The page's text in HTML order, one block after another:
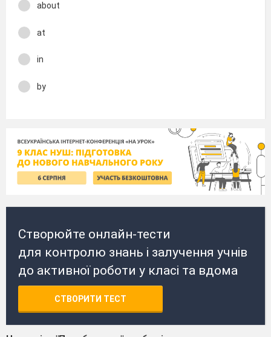
about
at
in
by
Створюйте онлайн-тести
для контролю знань і залучення учнів
до активної роботи у класі та вдома
СТВОРИТИ ТЕСТ